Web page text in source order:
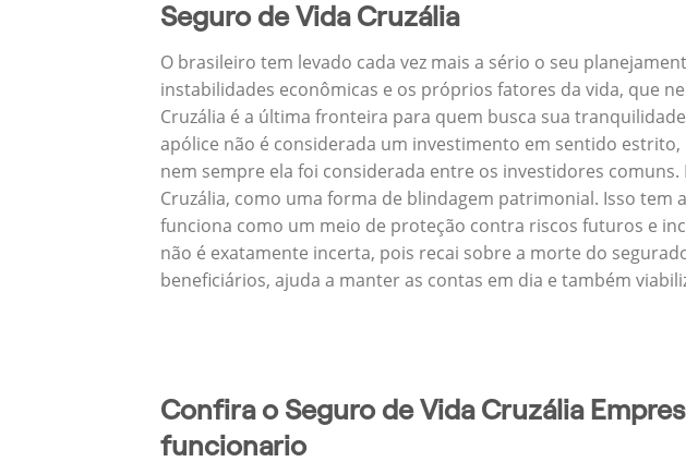
Seguro de Vida Cruzália
O brasileiro tem levado cada vez mais a sério o seu
instabilidades econômicas e os próprios fatores da vida, que
Cruzália é a última fronteira para quem busca sua
apólice não é considerada um investimento em sentido
nem sempre ela foi considerada entre os investidores
Cruzália, como uma forma de blindagem patrimonial. Isso
funciona como um meio de proteção contra riscos futuros e
não é exatamente incerta, pois recai sobre a morte do
beneficiários, ajuda a manter as contas em dia e também
Confira o Seguro de Vida Cruzália
funcionario